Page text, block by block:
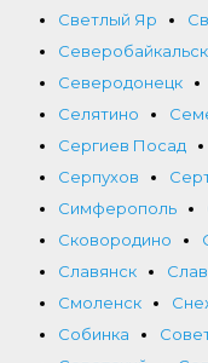
Светлый Яр
Северобайкальск
Северодонецк
Селятино
Сергиев Посад
Серпухов
Симферополь
Сковородино
Славянск
Смоленск
Собинка